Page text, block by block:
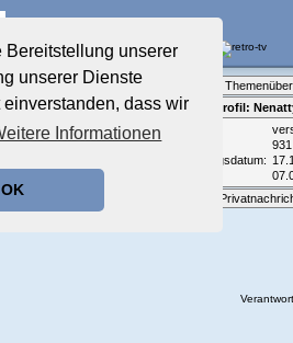
unserer
unserer Dienste
dass wir
Informationen
OK
Teilnehmerprofil:
Email:
Beiträge:
931
Registrierungsdatum: